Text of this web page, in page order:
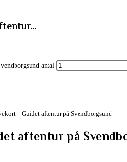
antal
– Guidet aftentur på Svendborgsund
aftentur på